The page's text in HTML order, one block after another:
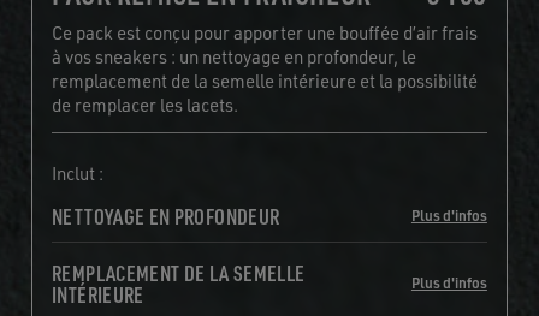
Ce pack est conçu pour apporter une bouffée d’air frais
à vos sneakers : un nettoyage en profondeur, le
remplacement de la semelle intérieure et la possibilité
de remplacer les lacets.
Inclut :
NETTOYAGE EN PROFONDEUR Plus d'infos
REMPLACEMENT DE LA SEMELLE
INTÉRIEURE Plus d'infos